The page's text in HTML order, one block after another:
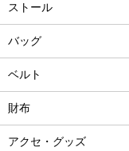
ストール
バッグ
ベルト
財布
アクセ・グッズ